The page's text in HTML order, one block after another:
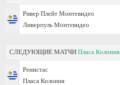
Ривер Плейт Монтевидео
Ливерпуль Монтевидео
СЛЕДУЮЩИЕ МАТЧИ Пласа Колония
Ренистас
Пласа Колония